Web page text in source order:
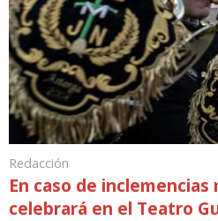
Redacción
En caso de
celebrará en el Teatro